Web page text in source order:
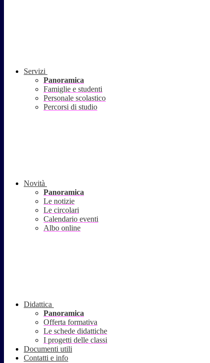
Servizi
Panoramica
Famiglie e studenti
Personale scolastico
Percorsi di studio
Novità
Panoramica
Le notizie
Le circolari
Calendario eventi
Albo online
Didattica
Panoramica
Offerta formativa
Le schede didattiche
I progetti delle classi
Documenti utili
Contatti e info